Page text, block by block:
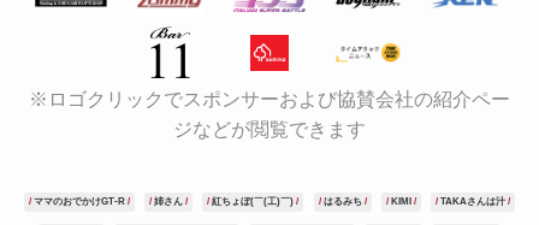
※ロゴクリックでスポンサーおよび協賛会社の紹介ペー
ジなどが閲覧できます
ママのおでかけGT-R 姉さん 紅ちょぼ(￣(工)￣) はるみち KIMI TAKAさんは汁